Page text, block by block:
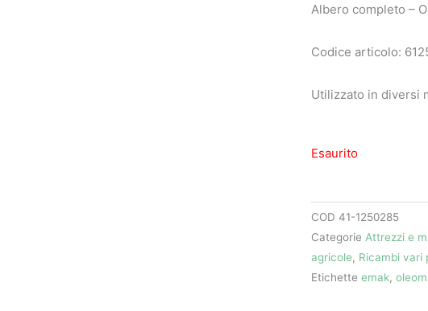
Albero completo –
Codice articolo:
Utilizzato in diversi
Esaurito
COD 41-1250285
Categorie Attrezzi e
agricole, Ricambi vari
Etichette emak,